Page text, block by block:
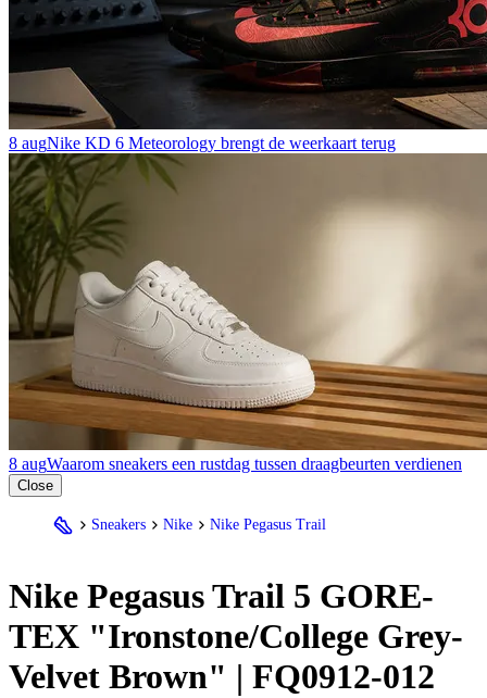
8 augNike KD 6 Meteorology brengt de weerkaart terug
8 augWaarom sneakers een rustdag tussen draagbeurten verdienen
Close
Sneakers Nike Nike Pegasus Trail
Nike Pegasus Trail 5 GORE-
TEX "Ironstone/College Grey-
Velvet Brown" | FQ0912-012